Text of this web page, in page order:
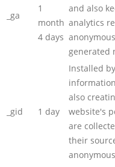
_ga
1
month
4 days
and also
analytics
generated
_gid 1 day
Installed
also
website's
are
their